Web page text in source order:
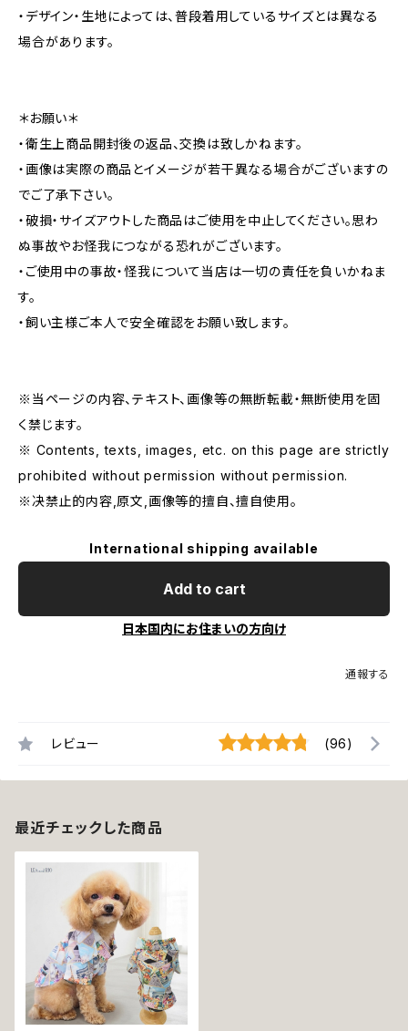
・デザイン・生地によっては、普段着用しているサイズとは異なる
場合があります。
＊お願い＊
・衛生上商品開封後の返品、交換は致しかねます。
・画像は実際の商品とイメージが若干異なる場合がございますの
でご了承下さい。
・破損・サイズアウトした商品はご使用を中止してください。思わ
ぬ事故やお怪我につながる恐れがございます。
・ご使用中の事故・怪我について当店は一切の責任を負いかねま
す。
・飼い主様ご本人で安全確認をお願い致します。
※当ページの内容、テキスト、画像等の無断転載・無断使用を固
く禁じます。
※ Contents, texts, images, etc. on this page are strictly
prohibited without permission without permission.
※决禁止的内容,原文,画像等的擅自、擅自使用。
International shipping available
Add to cart
日本国内にお住まいの方向け
通報する
レビュー (96)
最近チェックした商品